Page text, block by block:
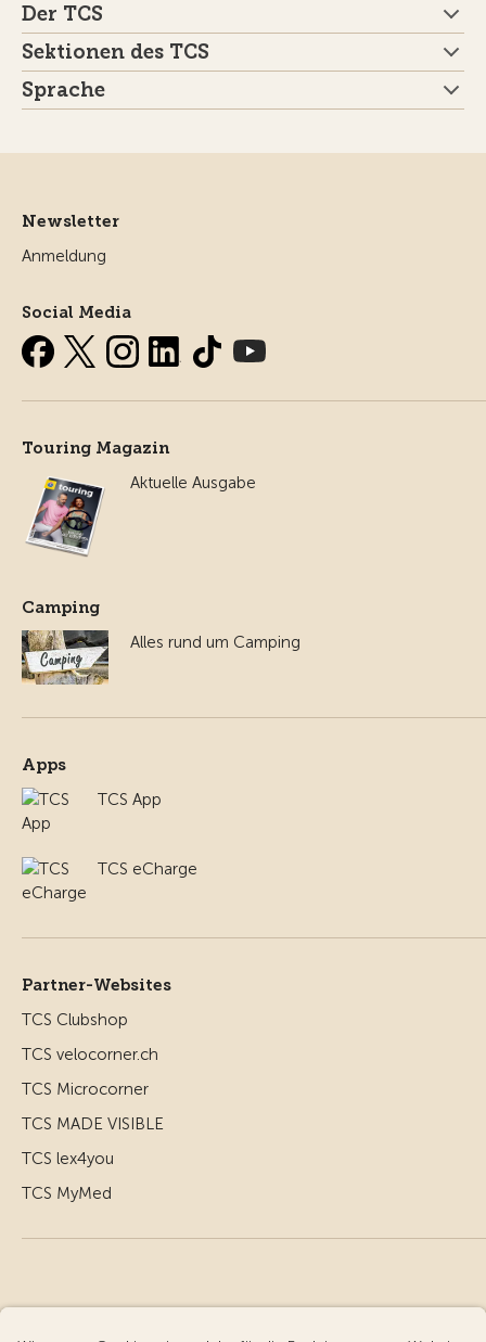
Der TCS
Sektionen des TCS
Sprache
Newsletter
Anmeldung
Social Media
Touring Magazin
Aktuelle Ausgabe
Camping
Alles rund um Camping
Apps
TCS App
TCS eCharge
Partner-Websites
TCS Clubshop
TCS velocorner.ch
TCS Microcorner
TCS MADE VISIBLE
TCS lex4you
TCS MyMed